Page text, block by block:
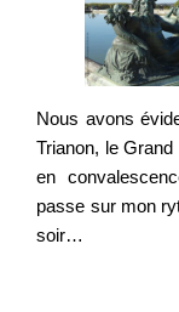
Nous avons
Trianon, le
en
passe sur mon
soir…